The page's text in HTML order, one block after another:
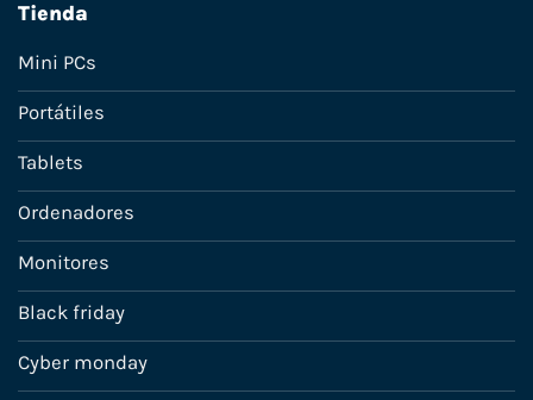
Tienda
Mini PCs
Portátiles
Tablets
Ordenadores
Monitores
Black friday
Cyber monday